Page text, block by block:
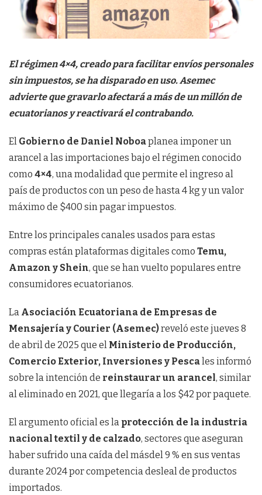
El régimen 4×4, creado para facilitar envíos personales
sin impuestos, se ha disparado en uso. Asemec
advierte que gravarlo afectará a más de un millón de
ecuatorianos y reactivará el contrabando.
El Gobierno de Daniel Noboaplanea imponer un
arancel a las importaciones bajo el régimen conocido
como 4×4, una modalidad que permite el ingreso al
país de productos con un peso de hasta 4 kg y un valor
máximo de $400 sin pagar impuestos.
Entre los principales canales usados para estas
compras están plataformas digitales como Temu,
Amazon y Shein, que se han vuelto populares entre
consumidores ecuatorianos.
La Asociación Ecuatoriana de Empresas de
Mensajería y Courier (Asemec)reveló este jueves 8
de abril de 2025 que el Ministerio de Producción,
Comercio Exterior, Inversiones y Pescales informó
sobre la intención de reinstaurar un arancel, similar
al eliminado en 2021, que llegaría a los $42 por paquete.
El argumento oficial es la protección de la industria
nacional textil y de calzado, sectores que aseguran
haber sufrido una caída del másdel 9 % en sus ventas
durante 2024 por competencia desleal de productos
importados.